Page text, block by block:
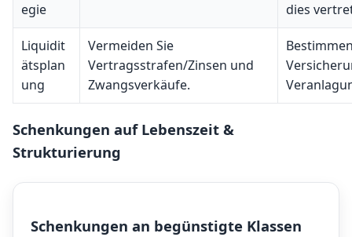
egie
dies
Liquidit
ätsplan
ung
Vermeiden Sie
Vertragsstrafen/Zinsen und
Zwangsverkäufe.
Schenkungen auf Lebenszeit &
Strukturierung
Schenkungen an begünstigte Klassen